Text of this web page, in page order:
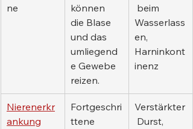
ne
können
die Blase
und das
umliegend
e Gewebe
reizen.
beim
Wasserlass
en,
Harninkont
inenz
Nierenerkr
ankung
Fortgeschri
ttene
Verstärkter
Durst,